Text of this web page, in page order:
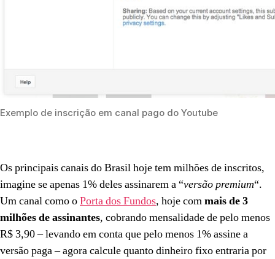
Exemplo de inscrição em canal pago do Youtube
Os principais canais do Brasil hoje tem milhões de inscritos,
imagine se apenas 1% deles assinarem a “versão premium“.
Um canal como oPorta dos Fundos, hoje commais de 3
milhões de assinantes, cobrando mensalidade de pelo menos
R$ 3,90 – levando em conta que pelo menos 1% assine a
versão paga – agora calcule quanto dinheiro fixo entraria por